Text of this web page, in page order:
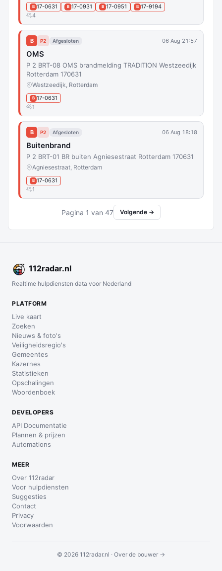
B 17-0631 B 17-0931 B 17-0951 B 17-9194
4
B P2 Afgesloten 06 Aug 21:57
OMS
P 2 BRT-08 OMS brandmelding TRADITION Westzeedijk
Rotterdam 170631
Westzeedijk, Rotterdam
B 17-0631
1
B P2 Afgesloten 06 Aug 18:18
Buitenbrand
P 2 BRT-01 BR buiten Agniesestraat Rotterdam 170631
Agniesestraat, Rotterdam
B 17-0631
1
Pagina 1 van 47 Volgende →
112radar.nl
Realtime hulpdiensten data voor Nederland
PLATFORM
Live kaart
Zoeken
Nieuws & foto's
Veiligheidsregio's
Gemeentes
Kazernes
Statistieken
Opschalingen
Woordenboek
DEVELOPERS
API Documentatie
Plannen & prijzen
Automations
MEER
Over 112radar
Voor hulpdiensten
Suggesties
Contact
Privacy
Voorwaarden
© 2026 112radar.nl · Over de bouwer →